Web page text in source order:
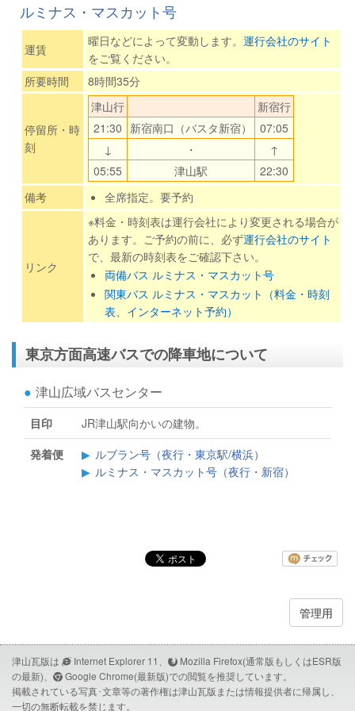
ルミナス・マスカット号
運賃
曜日などによって変動します。 運行会社のサイト
をご覧ください。
所要時間
8時間35分
停留所・時
刻
津山行
新宿行
21:30 新宿南口（バスタ新宿）
07:05
↓
・
↑
05:55
津山駅
22:30
備考
全席指定。要予約
リンク
※料金・時刻表は運行会社により変更される場合が
あります。ご予約の前に、必ず運行会社のサイト
で、最新の時刻表をご確認下さい。
両備バス ルミナス・マスカット号
関東バス ルミナス・マスカット（料金・時刻
表、インターネット予約）
東京方面高速バスでの降車地について
管理用
津山瓦版は Internet Explorer 11、
Mozilla Firefox(通常版もしくはESR版
の最新)、
Google Chrome(最新版)での閲覧を推奨しています。
掲載されている写真･文章等の著作権は津山瓦版または情報提供者に帰属し、
一切の無断転載を禁じます。